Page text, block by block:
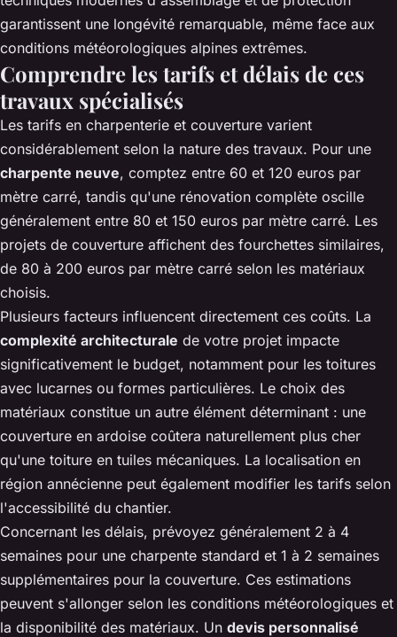
garantissent une longévité remarquable, même face aux
conditions météorologiques alpines extrêmes.
Comprendre les tarifs et délais de ces
travaux spécialisés
Les tarifs en charpenterie et couverture varient
considérablement selon la nature des travaux. Pour une
charpente neuve, comptez entre 60 et 120 euros par
mètre carré, tandis qu'une rénovation complète oscille
généralement entre 80 et 150 euros par mètre carré. Les
projets de couverture affichent des fourchettes similaires,
de 80 à 200 euros par mètre carré selon les matériaux
choisis.
Plusieurs facteurs influencent directement ces coûts. La
complexité architecturale de votre projet impacte
significativement le budget, notamment pour les toitures
avec lucarnes ou formes particulières. Le choix des
matériaux constitue un autre élément déterminant : une
couverture en ardoise coûtera naturellement plus cher
qu'une toiture en tuiles mécaniques. La localisation en
région annécienne peut également modifier les tarifs selon
l'accessibilité du chantier.
Concernant les délais, prévoyez généralement 2 à 4
semaines pour une charpente standard et 1 à 2 semaines
supplémentaires pour la couverture. Ces estimations
peuvent s'allonger selon les conditions météorologiques et
la disponibilité des matériaux. Un devis personnalisé